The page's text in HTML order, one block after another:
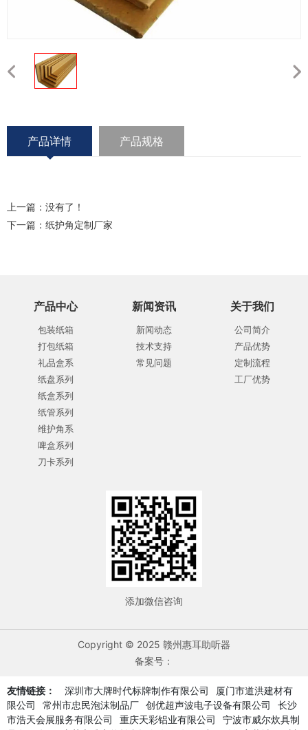
产品详情 产品规格
上一篇：没有了！
下一篇： 纸护角定制厂家
产品中心
包装纸箱
打包纸箱
礼品盒系
纸盘系列
纸盒系列
纸管系列
维护角系
啤盒系列
刀卡系列
新闻资讯
新闻动态
技术支持
常见问题
关于我们
公司简介
产品优势
定制流程
工厂优势
添加微信咨询
Copyright © 2025 赣州惠耳助听器
备案号：
友情链接： 深圳市大牌时代标牌制作有限公司
厦门市道洪建材有
限公司
常州市忠民泡沫制品厂 创优超声波电子设备有限公司
长沙
市浩天会展服务有限公司
重庆天彩铝业有限公司
宁波市威尔炊具制